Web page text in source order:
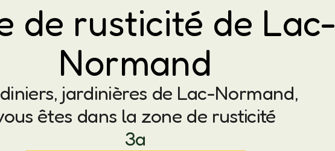
de rusticité de Lac-
Normand
jardinières de Lac-Normand,
êtes dans la zone de rusticité
3a